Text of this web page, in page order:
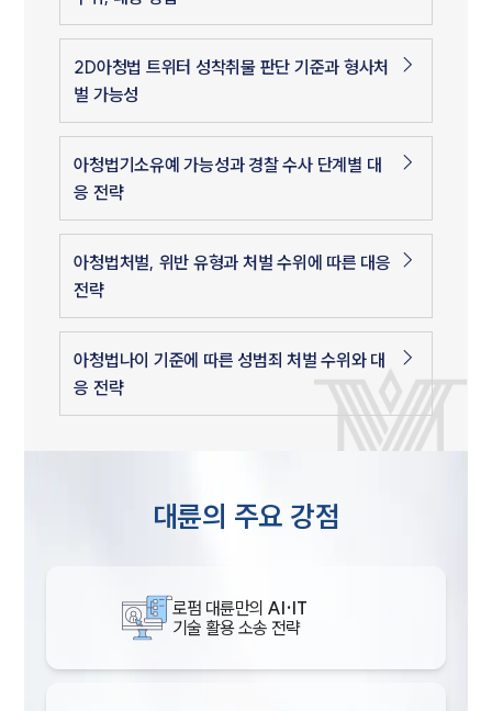
2D아청법 트위터 성착취물 판단 기준과 형사처
벌 가능성
아청법기소유예 가능성과 경찰 수사 단계별 대
응 전략
아청법처벌, 위반 유형과 처벌 수위에 따른 대응
전략
아청법나이 기준에 따른 성범죄 처벌 수위와 대
응 전략
대륜의 주요 강점
로펌 대륜만의 AI·IT
기술 활용 소송 전략